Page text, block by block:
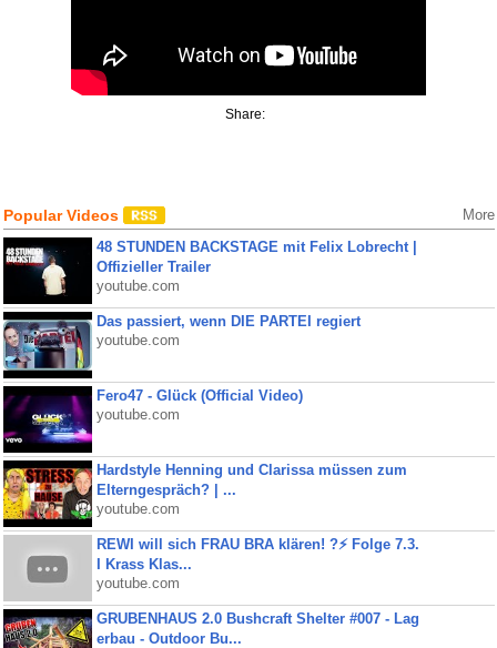
Share:
Popular Videos More
48 STUNDEN BACKSTAGE mit Felix Lobrecht |
Offizieller Trailer
youtube.com
Das passiert, wenn DIE PARTEI regiert
youtube.com
Fero47 - Glück (Official Video)
youtube.com
Hardstyle Henning und Clarissa müssen zum
Elterngespräch? | ...
youtube.com
REWI will sich FRAU BRA klären! ?⚡️ Folge 7.3.
I Krass Klas...
youtube.com
GRUBENHAUS 2.0 Bushcraft Shelter #007 - Lag
erbau - Outdoor Bu...